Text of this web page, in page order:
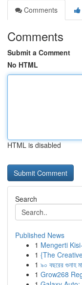
Comments
Comments
Submit a Comment
No HTML
HTML is disabled
Search
Published News
1 Mengerti
1 {The
1 ৯০ বছরের গুনাহ
1 Grow268